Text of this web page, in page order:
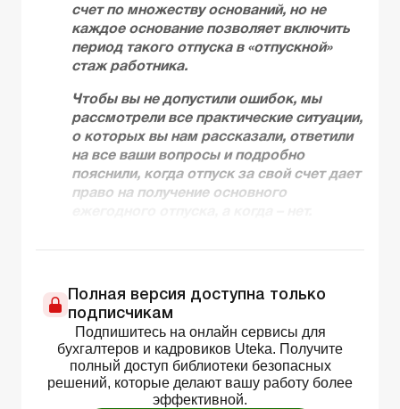
счет по множеству оснований, но не
каждое основание позволяет включить
период такого отпуска в «отпускной»
стаж работника.
Чтобы вы не допустили ошибок, мы
рассмотрели все практические ситуации,
о которых вы нам рассказали, ответили
на все ваши вопросы и подробно
пояснили, когда отпуск за свой счет дает
право на получение основного
Полная версия доступна только
подписчикам
Подпишитесь на онлайн сервисы для
бухгалтеров и кадровиков Uteka. Получите
полный доступ библиотеки безопасных
решений, которые делают вашу работу более
эффективной.